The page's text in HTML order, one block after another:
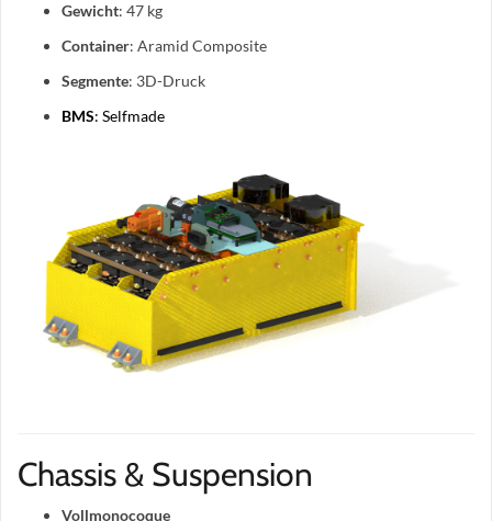
Gewicht: 47 kg
Container: Aramid Composite
Segmente: 3D-Druck
BMS: Selfmade
Chassis & Suspension
Vollmonocoque